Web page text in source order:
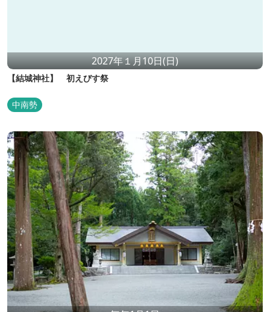
2027年１月10日(日)
【結城神社】 初えびす祭
中南勢